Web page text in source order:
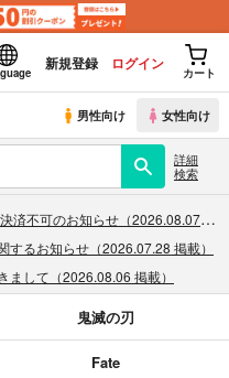
新規登録 ログイン
カート
男性向け 女性向け
詳細
検索
可のお知らせ（2026.08.07 掲載）
るお知らせ（2026.07.28 掲載）
して（2026.08.06 掲載）
用再開のお知らせ（2026.02.05 掲載）
鬼滅の刃
Fate